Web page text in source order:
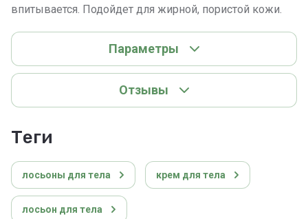
впитывается. Подойдет для жирной, пористой кожи.
Параметры
Отзывы
теги
лосьоны для тела крем для тела
лосьон для тела